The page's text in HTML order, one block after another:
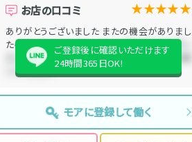
お店の口コミ ★★★★★
ありがとうございました またの機会がありまし
たらよろしくお願いいたします ありがとうござい
ました またの機会がありましたらよろしくお願
いいたします
ご登録後に確認いただけます
24時間365日OK!
モアに登録して働く